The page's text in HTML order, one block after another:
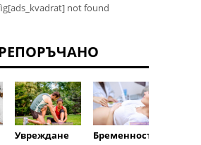
not found
Увреждане
Бременност: